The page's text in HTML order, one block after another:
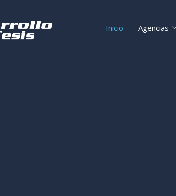
Inicio Agencias